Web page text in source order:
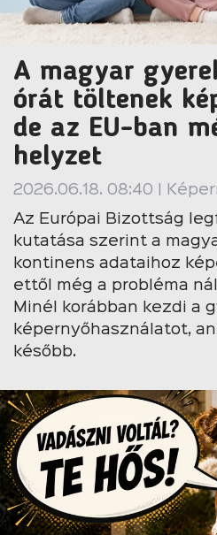
A magyar
órát töltenek
de az EU-ban
helyzet
2026.06.18. 08:40 |
Az Európai Bizottság
kutatása szerint a
kontinens adataihoz
ettől még a probléma
Minél korábban kezdi a
képernyőhasználatot,
később.